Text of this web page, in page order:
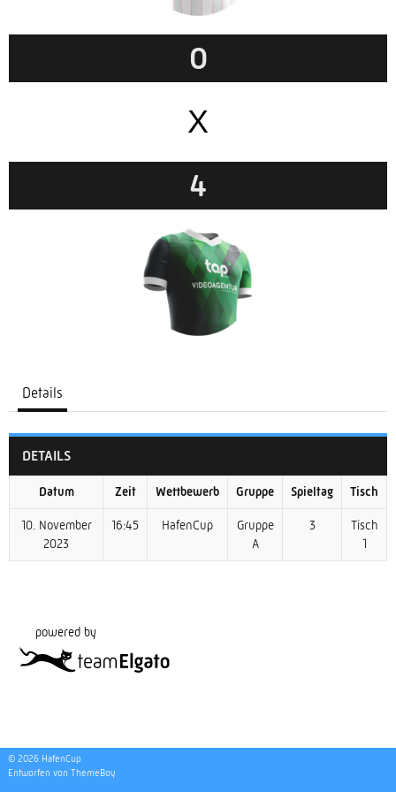
0
X
4
Details
DETAILS
Datum Zeit Wettbewerb Gruppe Spieltag Tisch
10. November
2023
16:45 HafenCup
Gruppe
A
3
Tisch
1
powered by
© 2026 HafenCup
Entworfen von ThemeBoy